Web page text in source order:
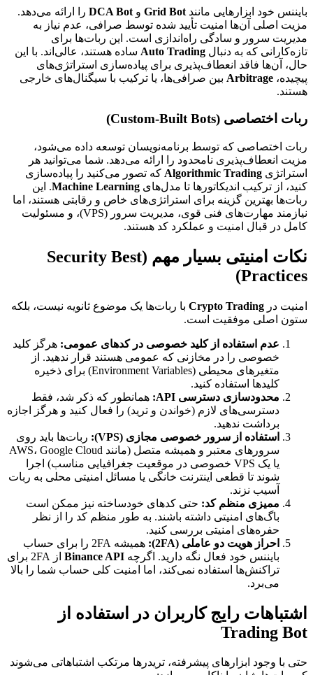
بایننس خود ابزارهایی مانند Grid Bot و DCA Bot را ارائه می‌دهد.
مزیت اصلی آن‌ها امنیت تأیید شده توسط صرافی، عدم نیاز به
مدیریت سرور و سادگی راه‌اندازی است. این ربات‌ها برای
تازه‌کارانی که به دنبال Auto Trading ساده هستند، عالی‌اند. با این
حال، آن‌ها فاقد انعطاف‌پذیری برای پیاده‌سازی استراتژی‌های
پیچیده، Arbitrage بین صرافی‌ها، یا ترکیب با سیگنال‌های خارجی
هستند.
ربات اختصاصی (Custom-Built Bots)
ربات اختصاصی که توسط برنامه‌نویسان توسعه داده می‌شود،
مزیت انعطاف‌پذیری نامحدود را ارائه می‌دهد. شما می‌توانید هر
استراتژی Algorithmic Trading که تصور می‌کنید را پیاده‌سازی
کنید، از ترکیب اندیکاتورها تا مدل‌های Machine Learning. این
ربات‌ها بهترین گزینه برای استراتژی‌های خاص و رقابتی هستند، اما
نیازمند مهارت‌های فنی قوی، مدیریت سرور (VPS)، و مسئولیت
کامل در قبال امنیت و عملکرد کد هستند.
نکات امنیتی بسیار مهم (Security Best
Practices)
امنیت در Crypto Trading با ربات‌ها یک موضوع ثانویه نیست، بلکه
ستون اصلی موفقیت است.
عدم استفاده از کلید خصوصی در کدهای عمومی: هرگز کلید
خصوصی را در مخازنی که عمومی هستند قرار ندهید. از
متغیرهای محیطی (Environment Variables) برای ذخیره
کلیدها استفاده کنید.
محدودسازی دسترسی API:
همانطور که ذکر شد، فقط
دسترسی‌های لازم (خواندن و ترید) را فعال کنید و هرگز اجازه
برداشت ندهید.
استفاده از سرور خصوصی مجازی (VPS):
ربات‌ها باید روی
سرورهای معتبر و همیشه متصل (مانند AWS، Google Cloud
یا یک VPS خصوصی در موقعیت جغرافیایی مناسب) اجرا
شوند تا قطعی اینترنت خانگی یا مسائل امنیتی محلی به ربات
آسیب نزند.
ممیزی منظم کد: حتی کدهای خودساخته نیز ممکن است
باگ‌های امنیتی داشته باشند. به طور منظم کد را از نظر
حفره‌های امنیتی بررسی کنید.
احراز هویت دو عاملی (2FA):
همیشه 2FA را برای حساب
بایننس خود فعال نگه دارید. اگرچه Binance API
از 2FA برای
تراکنش‌ها استفاده نمی‌کند، اما امنیت کلی حساب شما را بالا
می‌برد.
اشتباهات رایج کاربران در استفاده از
Trading Bot
حتی با وجود ابزارهای پیشرفته، تریدرها مرتکب اشتباهاتی می‌شوند